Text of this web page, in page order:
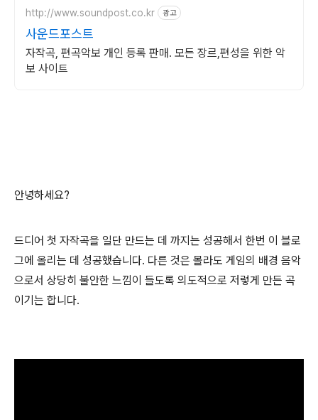
http://www.soundpost.co.kr 광고
사운드포스트
자작곡, 편곡악보 개인 등록 판매. 모든 장르,편성을 위한 악
보 사이트
안녕하세요?
드디어 첫 자작곡을 일단 만드는 데 까지는 성공해서 한번 이 블로
그에 올리는 데 성공했습니다. 다른 것은 몰라도 게임의 배경 음악
으로서 상당히 불안한 느낌이 들도록 의도적으로 저렇게 만든 곡
이기는 합니다.